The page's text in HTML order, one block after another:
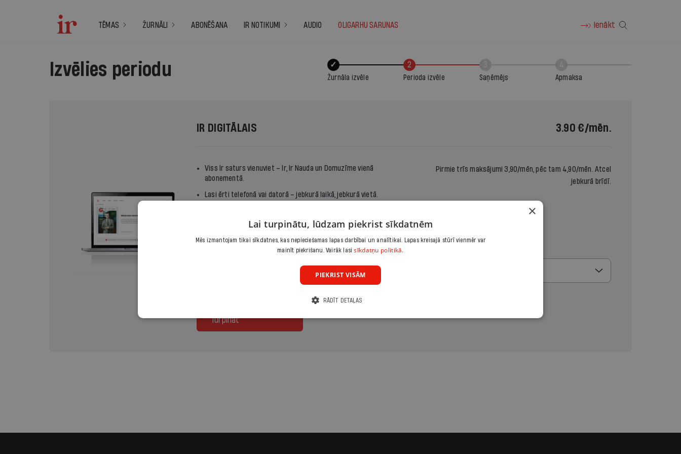
TĒMAS ŽURNĀLI ABONĒŠANA IR NOTIKUMI AUDIO OLIGARHU SARUNAS Ienākt
✓
Žurnāla izvēle
2
Perioda izvēle Saņēmējs Apmaksa
Izvēlies periodu
IR DIGITĀLAIS 3.90 €/mēn.
Viss Ir saturs vienuviet – Ir, Ir Nauda un Domuzīme vienā
abonementā.
Lasi ērti telefonā vai datorā – jebkurā laikā, jebkurā vietā.
Pirmie trīs maksājumi 3,90/mēn, pēc tam 4,90/mēn. Atcel
jebkurā brīdī.
Turpināt
×
Lai turpinātu, lūdzam piekrist sīkdatnēm
Mēs izmantojam tikai sīkdatnes, kas nepieciešamas lapas darbībai un analītikai. Lapas kreisajā stūrī vienmēr var
mainīt piekrišanu. Vairāk lasisīkdatņu politikā.
PIEKRIST VISĀM
RĀDĪT DETAĻAS